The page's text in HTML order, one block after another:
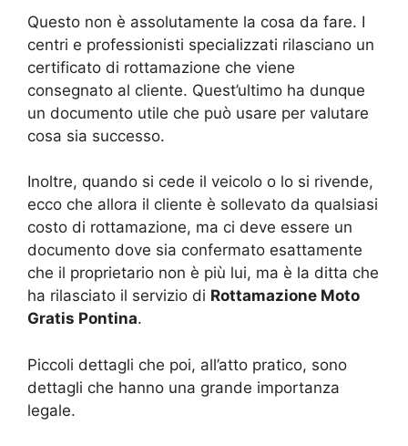
Questo non è assolutamente la cosa da fare. I
centri e professionisti specializzati rilasciano un
certificato di rottamazione che viene
consegnato al cliente. Quest’ultimo ha dunque
un documento utile che può usare per valutare
cosa sia successo.
Inoltre, quando si cede il veicolo o lo si rivende,
ecco che allora il cliente è sollevato da qualsiasi
costo di rottamazione, ma ci deve essere un
documento dove sia confermato esattamente
che il proprietario non è più lui, ma è la ditta che
ha rilasciato il servizio di Rottamazione Moto
Gratis Pontina.
Piccoli dettagli che poi, all’atto pratico, sono
dettagli che hanno una grande importanza
legale.